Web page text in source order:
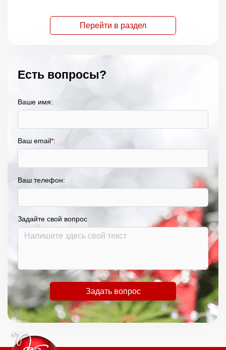
Перейти в раздел
Есть вопросы?
Ваше имя:
Ваш email*:
Ваш телефон:
Задайте свой вопрос
Задать вопрос